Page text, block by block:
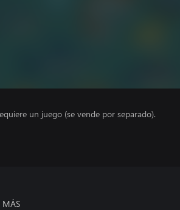
un juego (se vende por separado).
MÁS